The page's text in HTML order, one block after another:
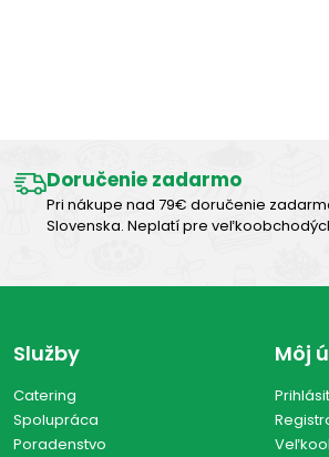
Doručenie zadarmo
Pri nákupe nad 79€ doručenie
Slovenska. Neplatí pre
Služby
Catering
Spolupráca
Poradenstvo
Môj